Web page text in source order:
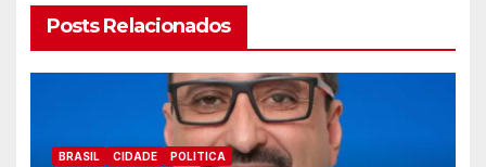
Posts Relacionados
BRASIL CIDADE POLITICA